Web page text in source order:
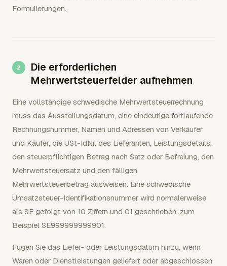
Formulierungen.
Die erforderlichen
Mehrwertsteuerfelder aufnehmen
Eine vollständige schwedische Mehrwertsteuerrechnung
muss das Ausstellungsdatum, eine eindeutige fortlaufende
Rechnungsnummer, Namen und Adressen von Verkäufer
und Käufer, die USt-IdNr. des Lieferanten, Leistungsdetails,
den steuerpflichtigen Betrag nach Satz oder Befreiung, den
Mehrwertsteuersatz und den fälligen
Mehrwertsteuerbetrag ausweisen. Eine schwedische
Umsatzsteuer-Identifikationsnummer wird normalerweise
als SE gefolgt von 10 Ziffern und 01 geschrieben, zum
Beispiel SE999999999901.
Fügen Sie das Liefer- oder Leistungsdatum hinzu, wenn
Waren oder Dienstleistungen geliefert oder abgeschlossen